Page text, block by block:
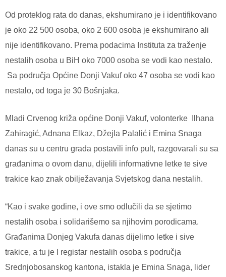
Od proteklog rata do danas, ekshumirano je i identifikovano
je oko 22 500 osoba, oko 2 600 osoba je ekshumirano ali
nije identifikovano. Prema podacima Instituta za traženje
nestalih osoba u BiH oko 7000 osoba se vodi kao nestalo.
Sa područja Općine Donji Vakuf oko 47 osoba se vodi kao
nestalo, od toga je 30 Bošnjaka.
Mladi Crvenog križa općine Donji Vakuf, volonterke Ilhana
Zahiragić, Adnana Elkaz, Džejla Palalić i Emina Snaga
danas su u centru grada postavili info pult, razgovarali su sa
građanima o ovom danu, dijelili informativne letke te sive
trakice kao znak obilježavanja Svjetskog dana nestalih.
“Kao i svake godine, i ove smo odlučili da se sjetimo
nestalih osoba i solidarišemo sa njihovim porodicama.
Građanima Donjeg Vakufa danas dijelimo letke i sive
trakice, a tu je I registar nestalih osoba s područja
Srednjobosanskog kantona, istakla je Emina Snaga, lider